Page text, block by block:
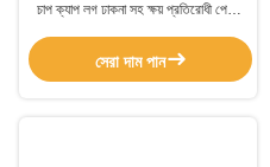
চাপ ক্যাপ লগ ঢাকনা সহ ক্ষয় প্রতিরোধী পেইন্ট
সঞ্চয়স্থান বিকল্পগুলি সরবরাহ করে
সেরা দাম পান